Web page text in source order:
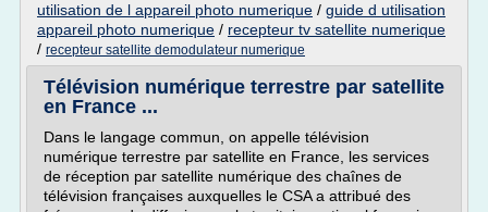
utilisation de l appareil photo numerique / guide d utilisation
appareil photo numerique / recepteur tv satellite numerique
/ recepteur satellite demodulateur numerique
Télévision numérique terrestre par satellite
en France ...
Dans le langage commun, on appelle télévision
numérique terrestre par satellite en France, les services
de réception par satellite numérique des chaînes de
télévision françaises auxquelles le CSA a attribué des